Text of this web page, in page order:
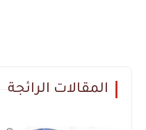
المقالات الرائجة